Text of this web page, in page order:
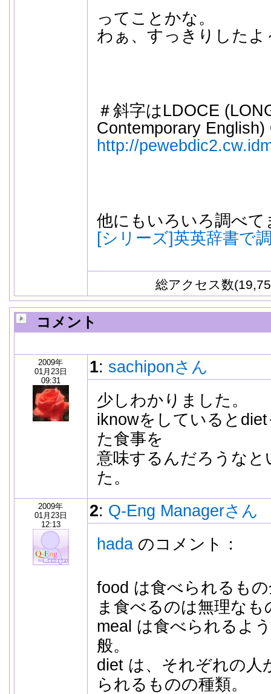
ってことかな。
わぁ、すっきりしたよ
＃斜字はLDOCE
Contemporary
http://
他にもいろいろ調べて
[シリーズ]英英辞書で
総アクセス数
コメント
2009年
01月23日
09:31
1: sachiponさん
少しわかりました。
iknowをしていると
た食事を
意味するんだろうな
た。
2009年
01月23日
12:13
2: Q-Eng Managerさん
hadaのコメント：
food は食べられるも
ま食べるのは無理なも
meal は食べられるよ
般。
diet は、それぞれの人
られるものの種類。